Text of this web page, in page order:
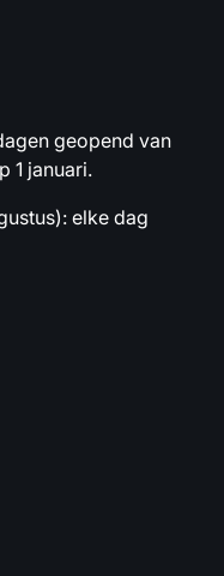
geopend van
1 januari.
elke dag